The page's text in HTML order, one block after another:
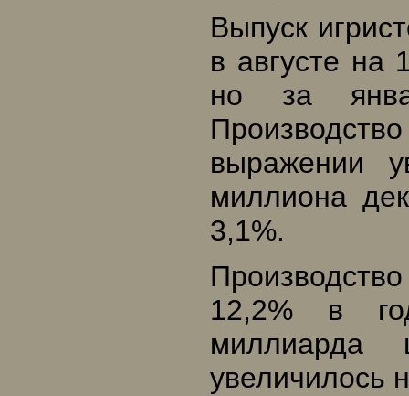
Выпуск
в августе на
но за
выражении
миллиона
3,1%.
12,2% в
увеличилось